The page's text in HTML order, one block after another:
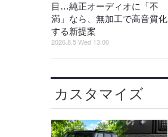
目…純正オーディオに「不
満」なら、無加工で高音質化
する新提案
2026.8.5 Wed 13:00
カスタマイズ